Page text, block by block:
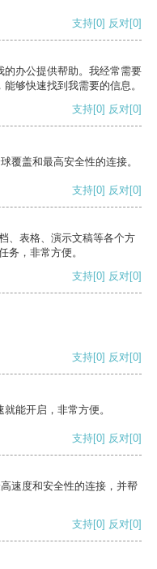
支持[0] 反对[0]
的办公提供帮助。我经常需要
够快速找到我需要的信息。
支持[0] 反对[0]
覆盖和最高安全性的连接。
支持[0] 反对[0]
、表格、演示文稿等各个方
务，非常方便。
支持[0] 反对[0]
支持[0] 反对[0]
能开启，非常方便。
支持[0] 反对[0]
速度和安全性的连接，并帮
支持[0] 反对[0]